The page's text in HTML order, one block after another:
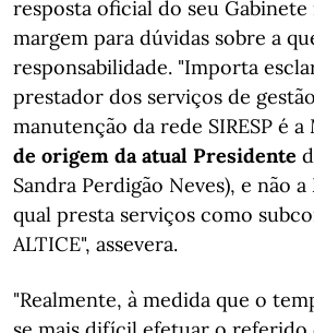
resposta oficial do seu Gabinete
margem para dúvidas sobre a
responsabilidade. "Importa
prestador dos serviços de
manutenção da rede SIRESP é
de origem da atual Presidente
Sandra Perdigão Neves), e não a
qual presta serviços como
ALTICE", assevera.
"Realmente, à medida que o